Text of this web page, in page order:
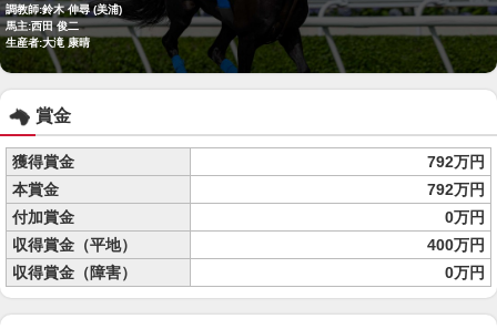
調教師:鈴木 伸尋 (美浦)
馬主:西田 俊二
生産者:大滝 康晴
賞金
獲得賞金
792万円
本賞金
792万円
付加賞金
0万円
収得賞金（平地）
400万円
収得賞金（障害）
0万円